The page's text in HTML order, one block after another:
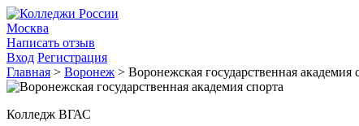
Москва
Написать отзыв
Вход Регистрация
Главная > Воронеж > Воронежская государственная академия
Колледж ВГАС